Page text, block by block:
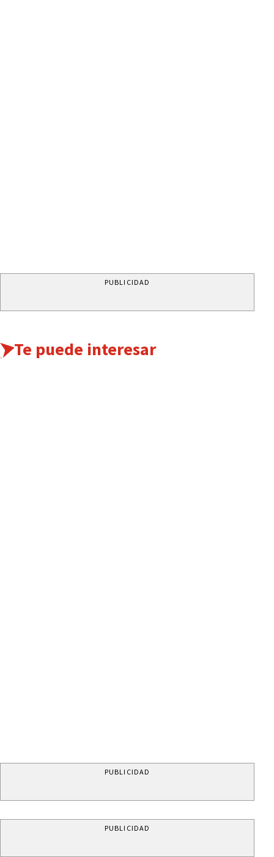
PUBLICIDAD
Te puede interesar
PUBLICIDAD
PUBLICIDAD